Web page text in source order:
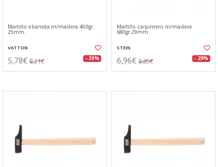
Martillo ebanista m/madera 400gr.
25mm.
VATTON
5,78€ 8,21€ - 30%
Martillo carpintero m/madera
680gr.29mm.
STEIN
6,96€ 9,85€ - 29%